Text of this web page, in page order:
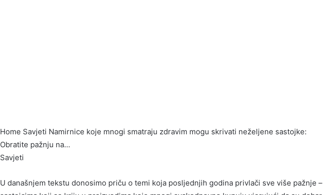
Home Savjeti Namirnice koje mnogi smatraju zdravim mogu skrivati neželjene sastojke:
Obratite pažnju na…
Savjeti
U današnjem tekstu donosimo priču o temi koja posljednjih godina privlači sve više pažnje –